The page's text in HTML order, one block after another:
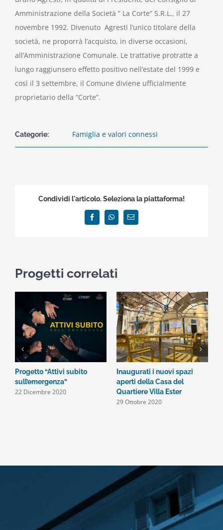
Amministrazione della Società ” La Corte” S.R.L., il 27
novembre 1992. Divenuto Agresti l’unico titolare della
società, ne proporrà l’acquisto, in diverse occasioni,
all’Amministrazione Comunale. Le trattative protratte a
lungo raggiunsero effetto positivo nell’estate del 1999 e
così il 3 settembre, il Comune diviene ufficialmente
proprietario della “Corte”.
Categorie: Famiglia e valori connessi
Condividi l'articolo. Seleziona la piattaforma!
FacebookWhatsAppEmail
Progetti correlati
Progetto “Attivi subito
sull’emergenza”
22 Dicembre 2020
Inaugurati i nuovi spazi
aperti della Casa del
Quartiere Villa Ester
29 Ottobre 2020